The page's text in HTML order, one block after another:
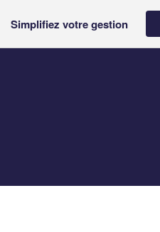
Simplifiez votre gestion